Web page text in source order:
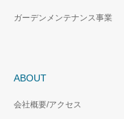
ガーデンメンテナンス事業
ABOUT
会社概要/アクセス